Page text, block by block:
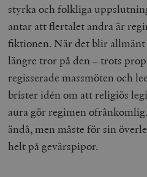
styrka och folkliga
antar att flertalet andra är
fiktionen. När det blir allmänt
längre tror på den – trots
regisserade massmöten och
brister idén om att religiös
aura gör regimen
ändå, men måste för sin
helt på gevärspipor.